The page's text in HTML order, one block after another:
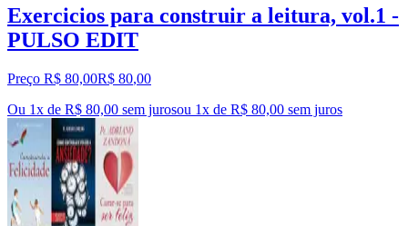
Exercicios para construir a leitura, vol.1 -
PULSO EDIT
Preço R$ 80,00R$ 80,00
Ou 1x de R$ 80,00 sem jurosou 1x de R$ 80,00 sem juros